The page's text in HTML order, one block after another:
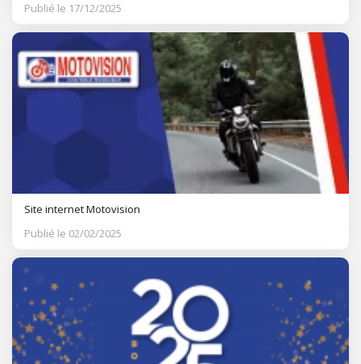
Publié le 17/12/2025
Site internet Motovision
Publié le 02/02/2025